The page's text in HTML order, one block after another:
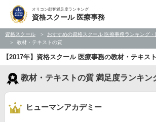
オリコン顧客満足度ランキング
資格スクール 医療事務
資格スクール おすすめの資格スクール 医療事務ランキング・
教材・テキストの質
【2017年】資格スクール 医療事務の教材・テキス
教材・テキストの質 満足度ランキン
ヒューマンアカデミー